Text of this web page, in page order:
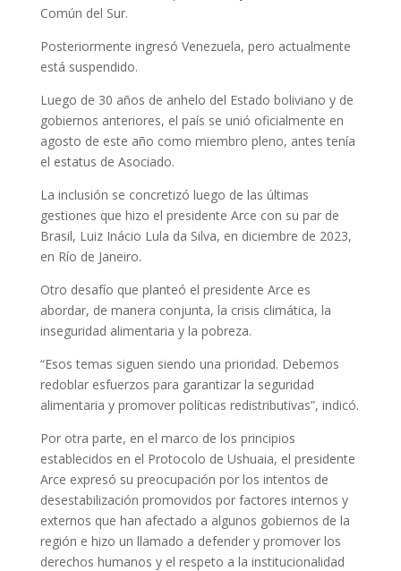
Común del Sur.
Posteriormente ingresó Venezuela, pero actualmente
está suspendido.
Luego de 30 años de anhelo del Estado boliviano y de
gobiernos anteriores, el país se unió oficialmente en
agosto de este año como miembro pleno, antes tenía
el estatus de Asociado.
La inclusión se concretizó luego de las últimas
gestiones que hizo el presidente Arce con su par de
Brasil, Luiz Inácio Lula da Silva, en diciembre de 2023,
en Río de Janeiro.
Otro desafío que planteó el presidente Arce es
abordar, de manera conjunta, la crisis climática, la
inseguridad alimentaria y la pobreza.
“Esos temas siguen siendo una prioridad. Debemos
redoblar esfuerzos para garantizar la seguridad
alimentaria y promover políticas redistributivas”, indicó.
Por otra parte, en el marco de los principios
establecidos en el Protocolo de Ushuaia, el presidente
Arce expresó su preocupación por los intentos de
desestabilización promovidos por factores internos y
externos que han afectado a algunos gobiernos de la
región e hizo un llamado a defender y promover los
derechos humanos y el respeto a la institucionalidad